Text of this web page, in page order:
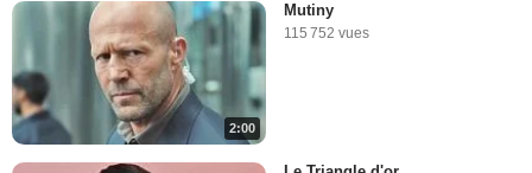
2:00
Mutiny
115 752 vues